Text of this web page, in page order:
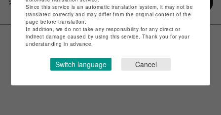
Since this service is an automatic translation system, it may not be
translated correctly and may differ from the original content of the
page before translation.
In addition, we do not take any responsibility for any direct or
indirect damage caused by using this service. Thank you for your
understanding in advance.
Switch language Cancel